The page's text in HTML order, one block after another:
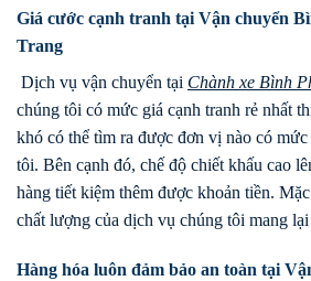
Giá cước cạnh tranh tại Vận chuyển
Trang
Dịch vụ vận chuyển tại Chành xe Bình
chúng tôi có mức giá cạnh tranh rẻ nhất
khó có thể tìm ra được đơn vị nào có
tôi. Bên cạnh đó, chế độ chiết khấu cao
hàng tiết kiệm thêm được khoản tiền.
chất lượng của dịch vụ chúng tôi mang
Hàng hóa luôn đảm bảo an toàn tại